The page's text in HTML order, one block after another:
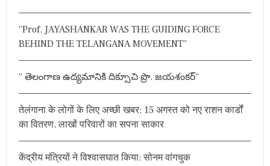
है
र्चा
का
य
य
ना
म
“Prof. JAYASHANKAR WAS THE GUIDING FORCE
BEHIND THE TELANGANA MOVEMENT”
” తెలంగాణ ఉద్యమానికి దిక్సూచి ప్రొ. జయశంకర్”
तेलंगाना के लोगों के लिए अच्छी खबर: 15 अगस्त को नए राशन कार्डों
का वितरण, लाखों परिवारों का सपना साकार
केंद्रीय मंत्रियों ने विश्वासघात किया: सोनम वांगचुक